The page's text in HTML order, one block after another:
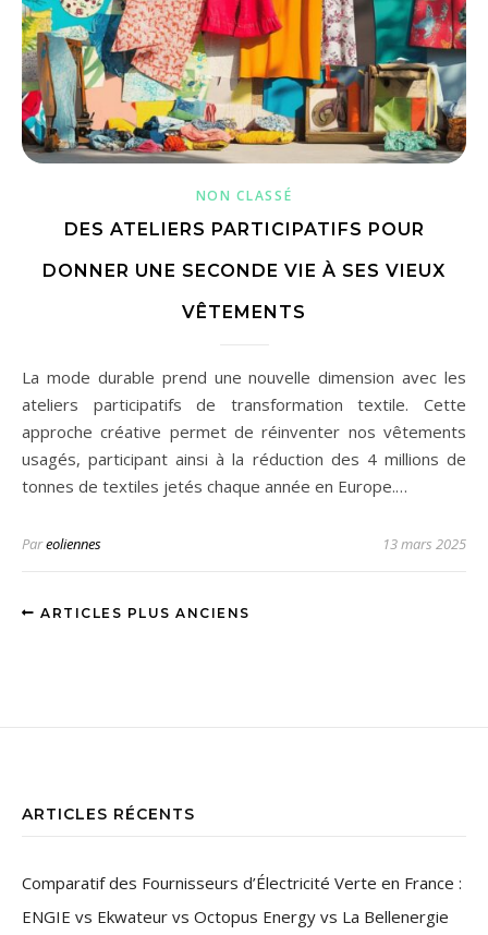
NON CLASSÉ
DES ATELIERS PARTICIPATIFS POUR
DONNER UNE SECONDE VIE À SES VIEUX
VÊTEMENTS
La mode durable prend une nouvelle dimension avec les
ateliers participatifs de transformation textile. Cette
approche créative permet de réinventer nos vêtements
usagés, participant ainsi à la réduction des 4 millions de
tonnes de textiles jetés chaque année en Europe.…
Pareoliennes 13 mars 2025
ARTICLES PLUS ANCIENS
ARTICLES RÉCENTS
Comparatif des Fournisseurs d’Électricité Verte en France :
ENGIE vs Ekwateur vs Octopus Energy vs La Bellenergie